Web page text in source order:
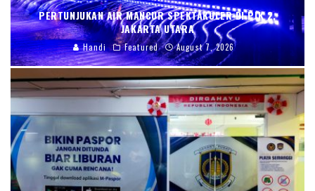
PERTUNJUKAN AIR MANCUR SPEKTAKULER DI PIK 2,
JAKARTA UTARA
Handi Featured August 7, 2026